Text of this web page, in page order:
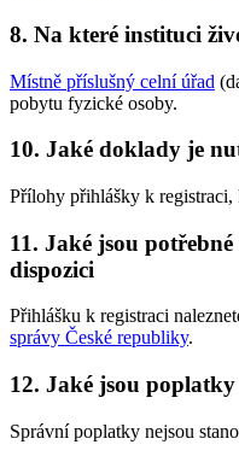
8. Na které instituci
Místně příslušný celní úřad
pobytu fyzické osoby.
10. Jaké doklady je
Přílohy přihlášky k
11. Jaké jsou
dispozici
Přihlášku k registraci
správy České republiky.
12. Jaké jsou
Správní poplatky nejsou